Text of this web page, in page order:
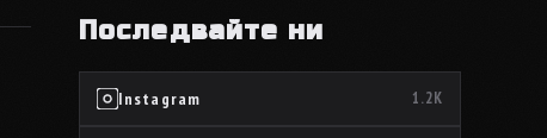
Последвайте ни
Instagram 1.2K